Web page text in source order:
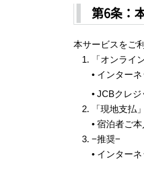
第6条：
本サービスをご
「オンライ
• インター
• JCBクレ
「現地支払
• 宿泊者ご
−推奨−
• インター